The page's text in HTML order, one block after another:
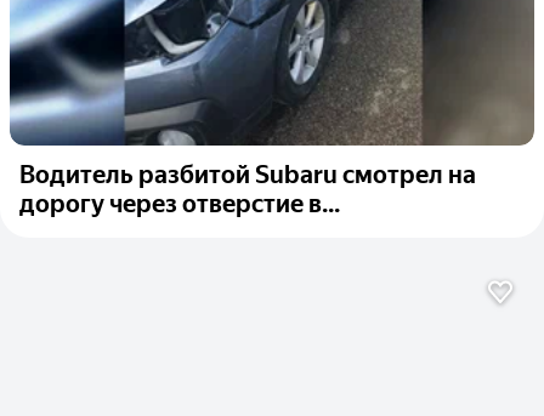
Водитель разбитой Subaru смотрел на
дорогу через отверстие в...